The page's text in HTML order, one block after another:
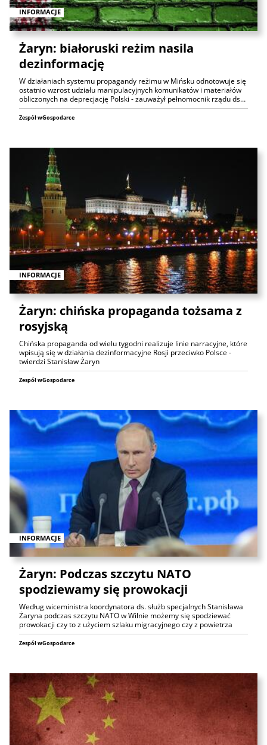
INFORMACJE
Żaryn: białoruski reżim nasila
dezinformację
W działaniach systemu propagandy reżimu w Mińsku odnotowuje się
ostatnio wzrost udziału manipulacyjnych komunikatów i materiałów
obliczonych na deprecjację Polski - zauważył pełnomocnik rządu ds…
Zespół wGospodarce
INFORMACJE
Żaryn: chińska propaganda tożsama z
rosyjską
Chińska propaganda od wielu tygodni realizuje linie narracyjne, które
wpisują się w działania dezinformacyjne Rosji przeciwko Polsce -
twierdzi Stanisław Żaryn
Zespół wGospodarce
INFORMACJE
Żaryn: Podczas szczytu NATO
spodziewamy się prowokacji
Według wiceministra koordynatora ds. służb specjalnych Stanisława
Żaryna podczas szczytu NATO w Wilnie możemy się spodziewać
prowokacji czy to z użyciem szlaku migracyjnego czy z powietrza
Zespół wGospodarce